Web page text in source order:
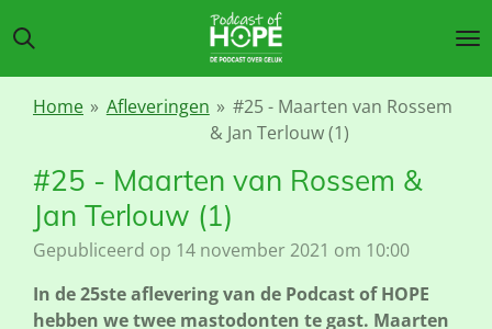
direct
naar
Home » Afleveringen » #25 - Maarten van Rossem
& Jan Terlouw (1)
#25 - Maarten van Rossem &
Jan Terlouw (1)
Gepubliceerd op 14 november 2021 om 10:00
In de 25ste aflevering van de Podcast of HOPE
hebben we twee mastodonten te gast. Maarten